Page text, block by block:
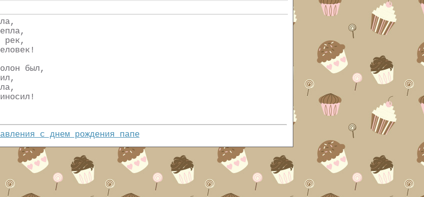
рек,
был,
с днем рождения папе